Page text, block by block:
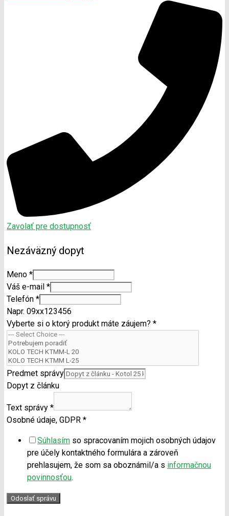
Zavolať pre dostupnosť
Nezáväzný dopyt
Meno *
Váš e-mail *
Telefón *
Napr. 09xx123456
Vyberte si o ktorý produkt máte záujem? *
Predmet správy
Dopyt z článku
Text správy *
Osobné údaje, GDPR *
Súhlasím so spracovaním mojich osobných údajov
pre účely kontaktného formulára a zároveň
prehlasujem, že som sa oboznámil/a s informačnou
povinnosťou.
Odoslať správu